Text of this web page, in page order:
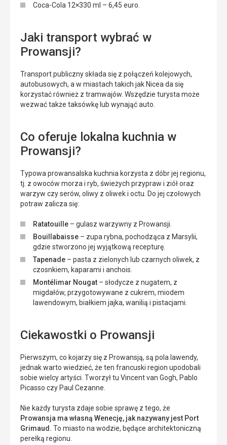
Coca-Cola 12×330 ml – 6,45 euro.
Jaki transport wybrać w
Prowansji?
Transport publiczny składa się z połączeń kolejowych,
autobusowych, a w miastach takich jak Nicea da się
korzystać również z tramwajów. Wszędzie turysta może
wezwać także taksówkę lub wynająć auto.
Co oferuje lokalna kuchnia w
Prowansji?
Typowa prowansalska kuchnia korzysta z dóbr jej regionu,
tj. z owoców morza i ryb, świeżych przypraw i ziół oraz
warzyw czy serów, oliwy z oliwek i octu. Do jej czołowych
potraw zalicza się:
Ratatouille – gulasz warzywny z Prowansji.
Bouillabaisse – zupa rybna, pochodząca z Marsylii,
gdzie stworzono jej wyjątkową recepturę.
Tapenade – pasta z zielonych lub czarnych oliwek, z
czosnkiem, kaparami i anchois.
Montélimar Nougat – słodycze z nugatem, z
migdałów, przygotowywane z cukrem, miodem
lawendowym, białkiem jajka, wanilią i pistacjami.
Ciekawostki o Prowansji
Pierwszym, co kojarzy się z Prowansją, są pola lawendy,
jednak warto wiedzieć, że ten francuski region upodobali
sobie wielcy artyści. Tworzył tu Vincent van Gogh, Pablo
Picasso czy Paul Cezanne.
Nie każdy turysta zdaje sobie sprawę z tego, że
Prowansja ma własną Wenecję, jak nazywany jest Port
Grimaud. To miasto na wodzie, będące architektoniczną
perełką regionu.